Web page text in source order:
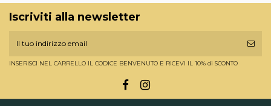
Iscriviti alla newsletter
INSERISCI NEL CARRELLO IL CODICE BENVENUTO E RICEVI IL 10% di SCONTO